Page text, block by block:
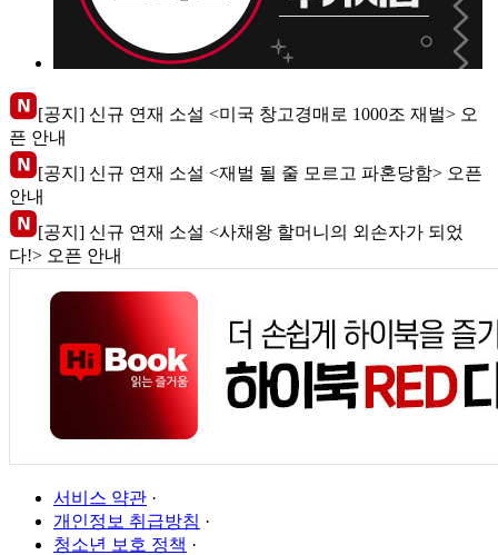
[공지] 신규 연재 소설 <미국 창고경매로 1000조 재벌> 오
픈 안내
[공지] 신규 연재 소설 <재벌 될 줄 모르고 파혼당함> 오픈
안내
[공지] 신규 연재 소설 <사채왕 할머니의 외손자가 되었
다!> 오픈 안내
서비스 약관 ·
개인정보 취급방침 ·
청소년 보호 정책 ·